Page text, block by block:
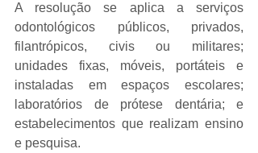
A resolução se aplica a serviços
odontológicos públicos, privados,
filantrópicos, civis ou militares;
unidades fixas, móveis, portáteis e
instaladas em espaços escolares;
laboratórios de prótese dentária; e
estabelecimentos que realizam ensino
e pesquisa.